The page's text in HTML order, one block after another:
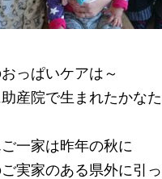
っぱいケアは～
産院で生まれたかな
一家は昨年の秋に
実家のある県外に引っ